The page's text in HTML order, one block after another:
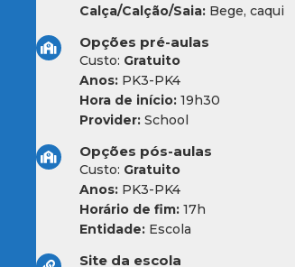
Calça/Calção/Saia: Bege, caqui
Opções pré-aulas
Custo: Gratuito
Anos: PK3-PK4
Hora de início: 19h30
Provider: School
Opções pós-aulas
Custo: Gratuito
Anos: PK3-PK4
Horário de fim: 17h
Entidade: Escola
Site da escola